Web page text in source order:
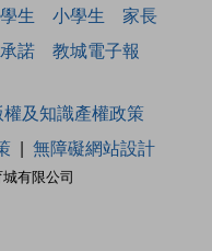
生 小學生
家長
諾 教城電子報
有限公司
權及知識產權政策
無障礙網站設計